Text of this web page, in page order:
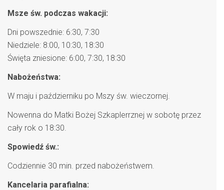
Msze św. podczas wakacji:
Dni powszednie: 6:30, 7:30
Niedziele: 8:00, 10:30, 18:30
Święta zniesione: 6:00, 7:30, 18:30
Nabożeństwa:
W maju i październiku po Mszy św. wieczornej.
Nowenna do Matki Bożej Szkaplerrznej w sobotę przez
cały rok o 18:30.
Spowiedź św.:
Codziennie 30 min. przed nabożeństwem.
Kancelaria parafialna: